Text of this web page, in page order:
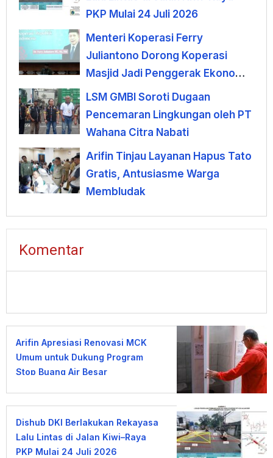
PKP Mulai 24 Juli 2026
Menteri Koperasi Ferry
Juliantono Dorong Koperasi
Masjid Jadi Penggerak Ekonomi
Umat
LSM GMBI Soroti Dugaan
Pencemaran Lingkungan oleh PT
Wahana Citra Nabati
Arifin Tinjau Layanan Hapus Tato
Gratis, Antusiasme Warga
Membludak
Komentar
Arifin Apresiasi Renovasi MCK
Umum untuk Dukung Program
Stop Buang Air Besar
Dishub DKI Berlakukan Rekayasa
Lalu Lintas di Jalan Kiwi–Raya
PKP Mulai 24 Juli 2026